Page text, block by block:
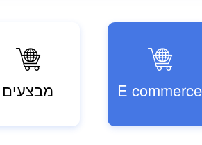
E commerce מבצעים